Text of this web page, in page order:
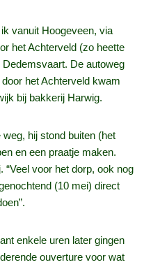
vanuit Hoogeveen, via
het Achterveld (zo heette
De autoweg
het Achterveld kwam
bij bakkerij Harwig.
hij stond buiten (het
en een praatje maken.
“Veel voor het dorp, ook nog
(10 mei) direct
enkele uren later gingen
ouverture voor wat